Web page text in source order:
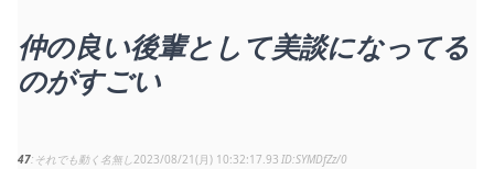
仲の良い後輩として美談になってる
のがすごい
47 それでも動く名無し 2023/08/21(月) 10:32:17.93 SYMDfZz/0